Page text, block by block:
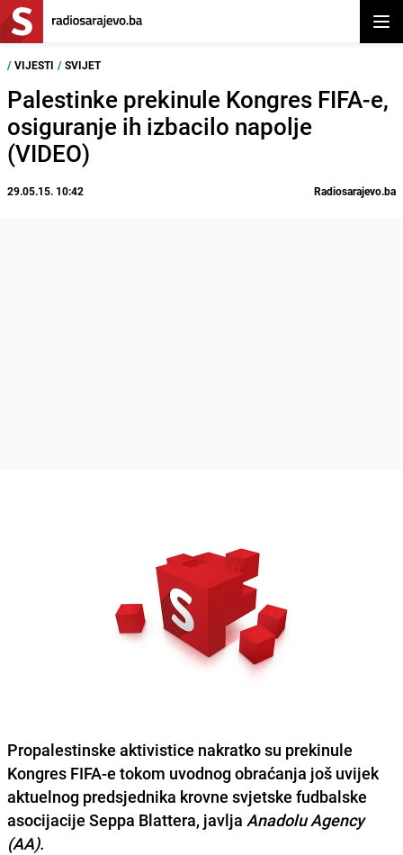
/ VIJESTI / SVIJET
Palestinke prekinule Kongres FIFA-e,
osiguranje ih izbacilo napolje
(VIDEO)
29.05.15. 10:42 Radiosarajevo.ba
Propalestinske aktivistice nakratko su prekinule
Kongres FIFA-e tokom uvodnog obraćanja još uvijek
aktuelnog predsjednika krovne svjetske fudbalske
asocijacije Seppa Blattera, javlja Anadolu Agency
(AA).